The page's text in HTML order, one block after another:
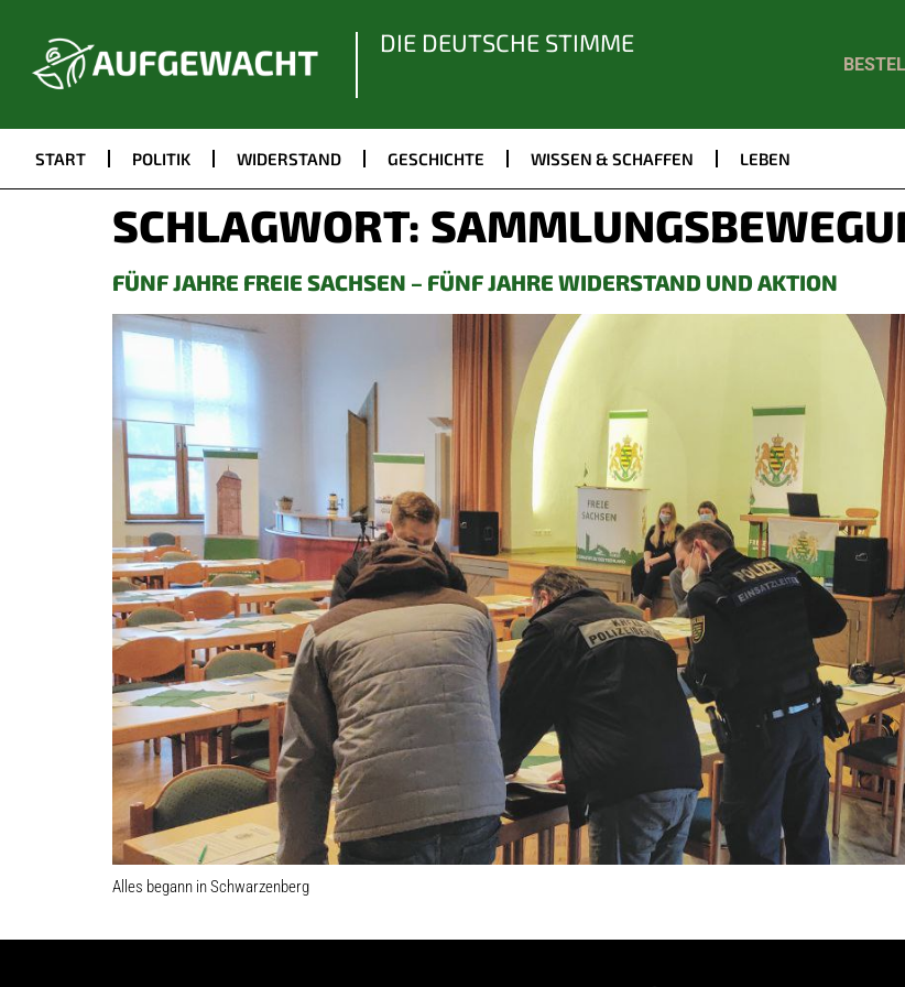
DIE DEUTSCHE STIMME
START POLITIK WIDERSTAND GESCHICHTE WISSEN & SCHAFFEN LEBEN
SCHLAGWORT:
FÜNF JAHRE FREIE SACHSEN – FÜNF JAHRE WIDERSTAND UND AKTION
Alles begann in Schwarzenberg